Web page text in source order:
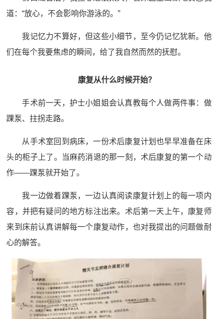
道：“放心，不会影响你游泳的。”
我记忆力不算好，但这些小细节，至今仍记忆犹新。他
们在每个我要焦虑的瞬间，给了我自然而然的抚慰。
康复从什么时候开始？
手术前一天，护士小姐姐会认真教每个人做两件事：做
踝泵、拄拐走路。
从手术室回到病床，一份术后康复计划也早早准备在床
头的柜子上了。当麻药消退的那一刻，术后康复的第一个动
作——踝泵就开始了。
我一边做着踝泵，一边认真阅读康复计划上的每一项内
容，并把有疑问的地方标注出来。术后第一天上午，康复师
来到床前认真讲解每一个康复动作，也对我提出的问题做耐
心的解答。